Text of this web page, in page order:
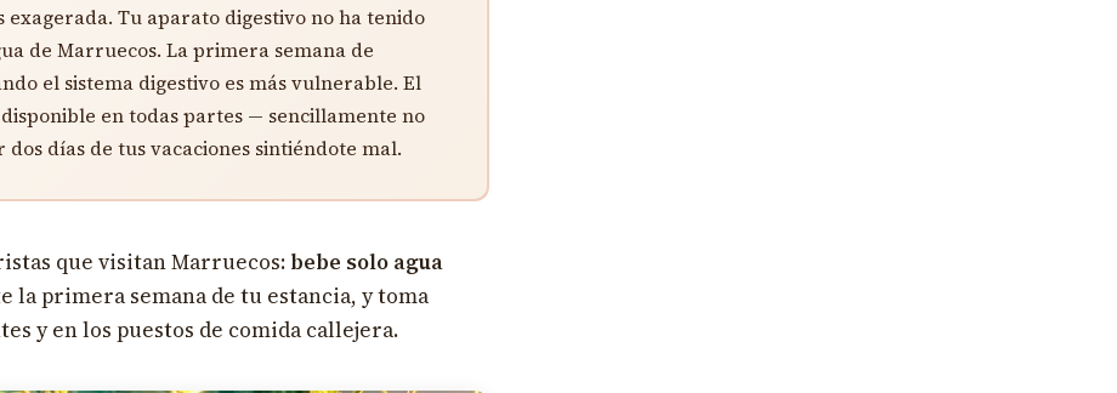
Tu aparato digestivo no ha tenido
de Marruecos. La primera semana de
el sistema digestivo es más vulnerable. El
en todas partes — sencillamente no
días de tus vacaciones sintiéndote mal.
que visitan Marruecos: bebe solo agua
la primera semana de tu estancia, y toma
y en los puestos de comida callejera.